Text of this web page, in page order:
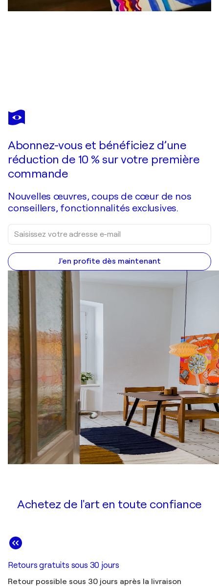
LAURENTIU DIMISCA
Batman Forever 5
Abonnez-vous et bénéficiez d’une
réduction de 10 % sur votre première
commande
Nouvelles œuvres, coups de cœur de nos
conseillers, fonctionnalités exclusives.
J'en profite dès maintenant
Achetez de l'art en toute confiance
Retours gratuits sous 30 jours
Retour possible sous 30 jours après la livraison